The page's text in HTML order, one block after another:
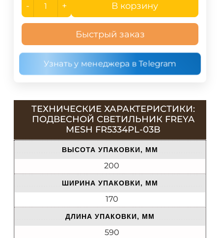
- + В корзину
Быстрый заказ
Узнать у менеджера в Telegram
ТЕХНИЧЕСКИЕ ХАРАКТЕРИСТИКИ:
ПОДВЕСНОЙ СВЕТИЛЬНИК FREYA
MESH FR5334PL-03B
ВЫСОТА УПАКОВКИ, ММ
200
ШИРИНА УПАКОВКИ, ММ
170
ДЛИНА УПАКОВКИ, ММ
590